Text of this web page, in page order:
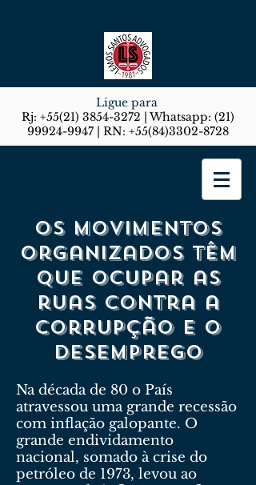
Ligue para
Rj: +55(21) 3854-3272 | Whatsapp: (21)
99924-9947 | RN: +55(84)3302-8728
Os movimentos
organizados têm
que ocupar as
ruas contra a
corrupção e o
desemprego
Na década de 80 o País
atravessou uma grande recessão
com inflação galopante. O
grande endividamento
nacional, somado à crise do
petróleo de 1973, levou ao